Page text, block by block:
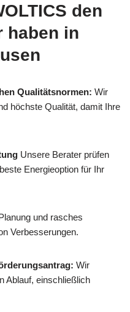
den
haben in
Qualitätsnormen: Wir
höchste Qualität, damit Ihre
Unsere Berater prüfen
Energieoption für Ihr
und rasches
Verbesserungen.
Wir
Ablauf, einschließlich